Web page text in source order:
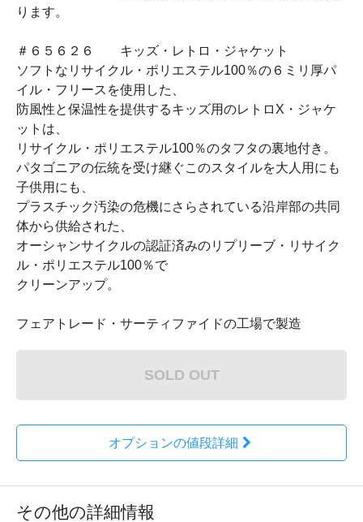
ります。
＃６５６２６ キッズ・レトロ・ジャケット
ソフトなリサイクル・ポリエステル100％の６ミリ厚パ
イル・フリースを使用した、
防風性と保温性を提供するキッズ用のレトロX・ジャケ
ットは、
リサイクル・ポリエステル100％のタフタの裏地付き。
パタゴニアの伝統を受け継ぐこのスタイルを大人用にも
子供用にも、
プラスチック汚染の危機にさらされている沿岸部の共同
体から供給された、
オーシャンサイクルの認証済みのリプリーブ・リサイク
ル・ポリエステル100％で
クリーンアップ。
フェアトレード・サーティファイドの工場で製造
SOLD OUT
オプションの値段詳細
その他の詳細情報